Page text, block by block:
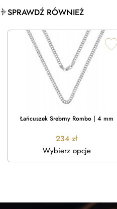
SPRAWDŹ RÓWNIEŻ
Łańcuszek Srebrny Rombo | 4 mm
234 zł
Wybierz opcje